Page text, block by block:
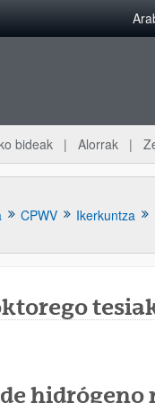
bideak Alorrak
CPWV Ikerkuntza